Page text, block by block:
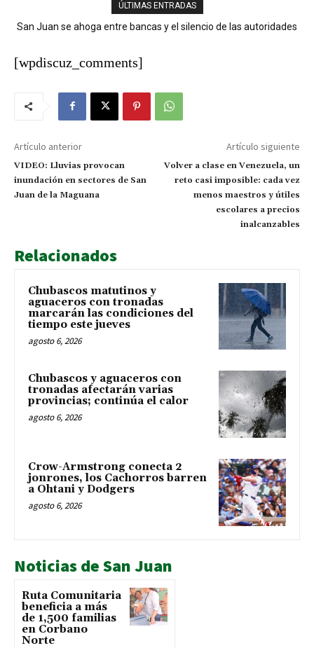
ÚLTIMAS ENTRADAS
San Juan se ahoga entre bancas y el silencio de las autoridades
Chubascos matutinos y aguaceros con tronadas marcarán las
[wpdiscuz_comments]
Artículo anterior
VIDEO: Lluvias provocan
inundación en sectores de San
Juan de la Maguana
Artículo siguiente
Volver a clase en Venezuela, un
reto casi imposible: cada vez
menos maestros y útiles
escolares a precios
inalcanzables
Relacionados
Chubascos matutinos y
aguaceros con tronadas
marcarán las condiciones del
tiempo este jueves
agosto 6, 2026
Chubascos y aguaceros con
tronadas afectarán varias
provincias; continúa el calor
agosto 6, 2026
Crow-Armstrong conecta 2
jonrones, los Cachorros barren
a Ohtani y Dodgers
agosto 6, 2026
Noticias de San Juan
Ruta Comunitaria
beneficia a más
de 1,500 familias
en Corbano
Norte